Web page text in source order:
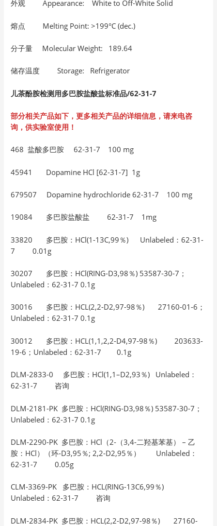
外观 Appearance: White to Off-White Solid
熔点 Melting Point: >199°C (dec.)
分子量 Molecular Weight: 189.64
储存温度 Storage: Refrigerator
儿茶酚胺检测用多巴胺盐酸盐标准品/62-31-7
部分相关产品如下，更多相关产品的详细信息，请来电咨
询，供实验室使用！
468 盐酸多巴胺 62-31-7 100 mg
45941 Dopamine HCl [62-31-7] 1g
679507 Dopamine hydrochloride 62-31-7 100 mg
19084 多巴胺盐酸盐 62-31-7 1mg
33820 多巴胺：HCl(1-13C,99％) Unlabeled：62-31-
7 0.01g
30207 多巴胺：HCl(RING-D3,98％) 53587-30-7；
Unlabeled：62-31-7 0.1g
30016 多巴胺：HCL(2,2-D2,97-98％) 27160-01-6；
Unlabeled：62-31-7 0.1g
30012 多巴胺：HCL(1,1,2,2-D4,97-98％) 203633-
19-6；Unlabeled：62-31-7 0.1g
DLM-2833-0 多巴胺：HCl(1,1–D2,93％) Unlabeled：
62-31-7 咨询
DLM-2181-PK 多巴胺：HCl(RING-D3,98％) 53587-30-7；
Unlabeled：62-31-7 0.1g
DLM-2290-PK 多巴胺：HCl（2-（3,4-二羟基苯基） – 乙
胺：HCl）（环-D3,95％; 2,2-D2,95％） Unlabeled：
62-31-7 0.05g
CLM-3369-PK 多巴胺：HCL(RING-13C6,99％)
Unlabeled：62-31-7 咨询
DLM-2834-PK 多巴胺：HCL(2,2-D2,97-98％) 27160-